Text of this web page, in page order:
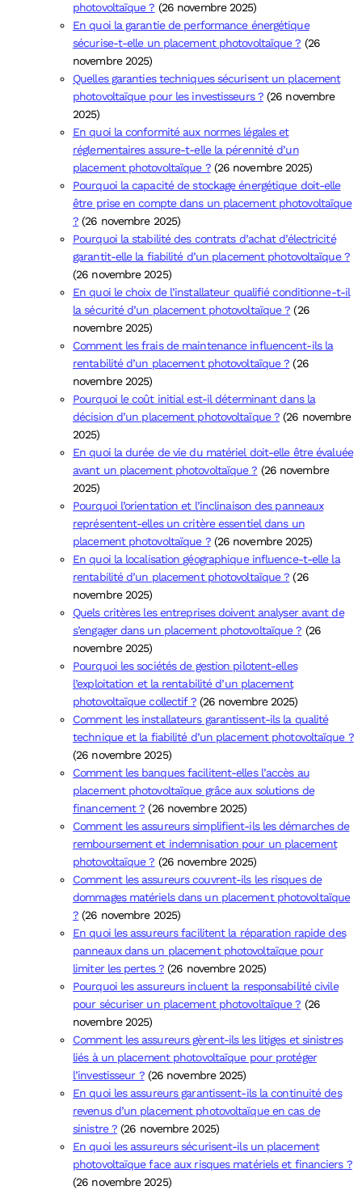
photovoltaïque ? (26 novembre 2025)
En quoi la garantie de performance énergétique
sécurise-t-elle un placement photovoltaïque ? (26
novembre 2025)
Quelles garanties techniques sécurisent un placement
photovoltaïque pour les investisseurs ? (26 novembre
2025)
En quoi la conformité aux normes légales et
réglementaires assure-t-elle la pérennité d’un
placement photovoltaïque ? (26 novembre 2025)
Pourquoi la capacité de stockage énergétique doit-elle
être prise en compte dans un placement photovoltaïque
? (26 novembre 2025)
Pourquoi la stabilité des contrats d’achat d’électricité
garantit-elle la fiabilité d’un placement photovoltaïque ?
(26 novembre 2025)
En quoi le choix de l’installateur qualifié conditionne-t-il
la sécurité d’un placement photovoltaïque ? (26
novembre 2025)
Comment les frais de maintenance influencent-ils la
rentabilité d’un placement photovoltaïque ? (26
novembre 2025)
Pourquoi le coût initial est-il déterminant dans la
décision d’un placement photovoltaïque ? (26 novembre
2025)
En quoi la durée de vie du matériel doit-elle être évaluée
avant un placement photovoltaïque ? (26 novembre
2025)
Pourquoi l’orientation et l’inclinaison des panneaux
représentent-elles un critère essentiel dans un
placement photovoltaïque ? (26 novembre 2025)
En quoi la localisation géographique influence-t-elle la
rentabilité d’un placement photovoltaïque ? (26
novembre 2025)
Quels critères les entreprises doivent analyser avant de
s’engager dans un placement photovoltaïque ? (26
novembre 2025)
Pourquoi les sociétés de gestion pilotent-elles
l’exploitation et la rentabilité d’un placement
photovoltaïque collectif ? (26 novembre 2025)
Comment les installateurs garantissent-ils la qualité
technique et la fiabilité d’un placement photovoltaïque ?
(26 novembre 2025)
Comment les banques facilitent-elles l’accès au
placement photovoltaïque grâce aux solutions de
financement ? (26 novembre 2025)
Comment les assureurs simplifient-ils les démarches de
remboursement et indemnisation pour un placement
photovoltaïque ? (26 novembre 2025)
Comment les assureurs couvrent-ils les risques de
dommages matériels dans un placement photovoltaïque
? (26 novembre 2025)
En quoi les assureurs facilitent la réparation rapide des
panneaux dans un placement photovoltaïque pour
limiter les pertes ? (26 novembre 2025)
Pourquoi les assureurs incluent la responsabilité civile
pour sécuriser un placement photovoltaïque ? (26
novembre 2025)
Comment les assureurs gèrent-ils les litiges et sinistres
liés à un placement photovoltaïque pour protéger
l’investisseur ? (26 novembre 2025)
En quoi les assureurs garantissent-ils la continuité des
revenus d’un placement photovoltaïque en cas de
sinistre ? (26 novembre 2025)
En quoi les assureurs sécurisent-ils un placement
photovoltaïque face aux risques matériels et financiers ?
(26 novembre 2025)